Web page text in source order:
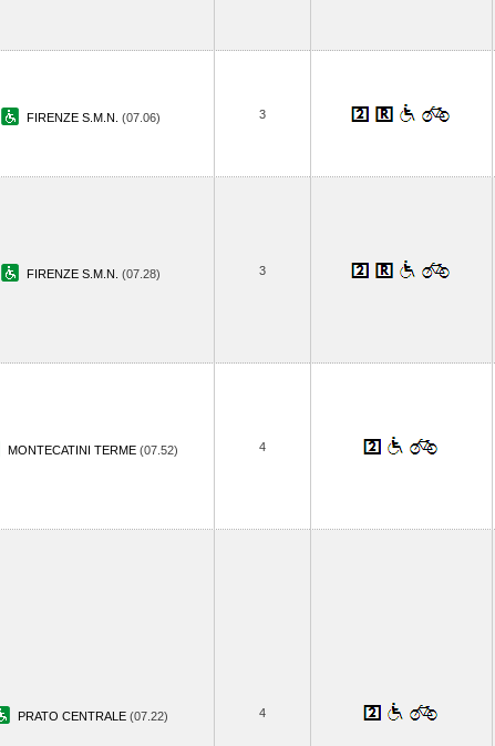
FIRENZE S.M.N. (07.06) 3
FIRENZE S.M.N. (07.28) 3
MONTECATINI TERME (07.52) 4
PRATO CENTRALE (07.22) 4